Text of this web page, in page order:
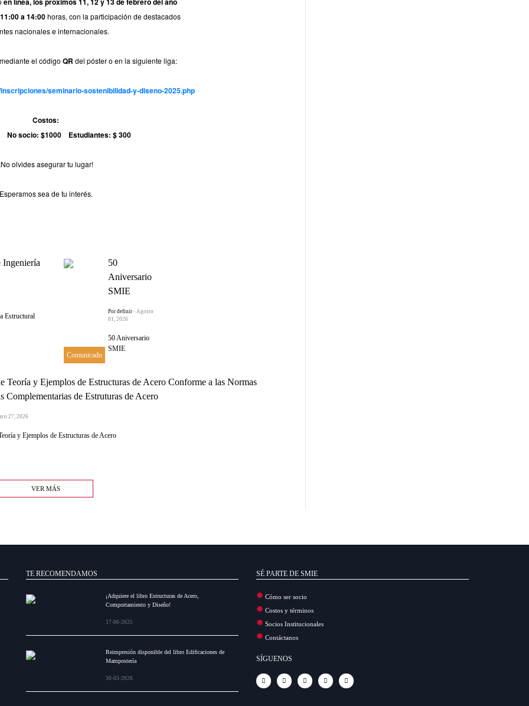
a 14:00horas, con la participación de destacados
nacionales e internacionales.
el código QR del póster o en la siguiente liga:
seminario-sostenibilidad-y-diseno-2025.php
Costos:
No socio: $1000 Estudiantes: $ 300
olvides asegurar tu lugar!
sea de tu interés.
Estructural
Comunicado
50
Aniversario
SMIE
Por definir - Agosto
01, 2026
50 Aniversario
SMIE
Teoría y Ejemplos de Estructuras de Acero Conforme a las Normas
Complementarias de Estruturas de Acero
27, 2026
y Ejemplos de Estructuras de Acero
VER MÁS
TE RECOMENDAMOS
¡Adquiere el libro Estructuras de Acero,
Comportamiento y Diseño!
17-06-2025
Reimpresión disponible del libro Edificaciones de
Mampostería
30-03-2026
SÉ PARTE DE SMIE
Cómo ser socio
Costos y términos
Socios Institucionales
Contáctanos
SÍGUENOS